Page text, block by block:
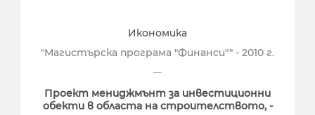
Икономика
"Магистърска програма "Финанси"" - 2010 г.
Проект мениджмънт за инвестиционни
обекти в областа на строителството, -